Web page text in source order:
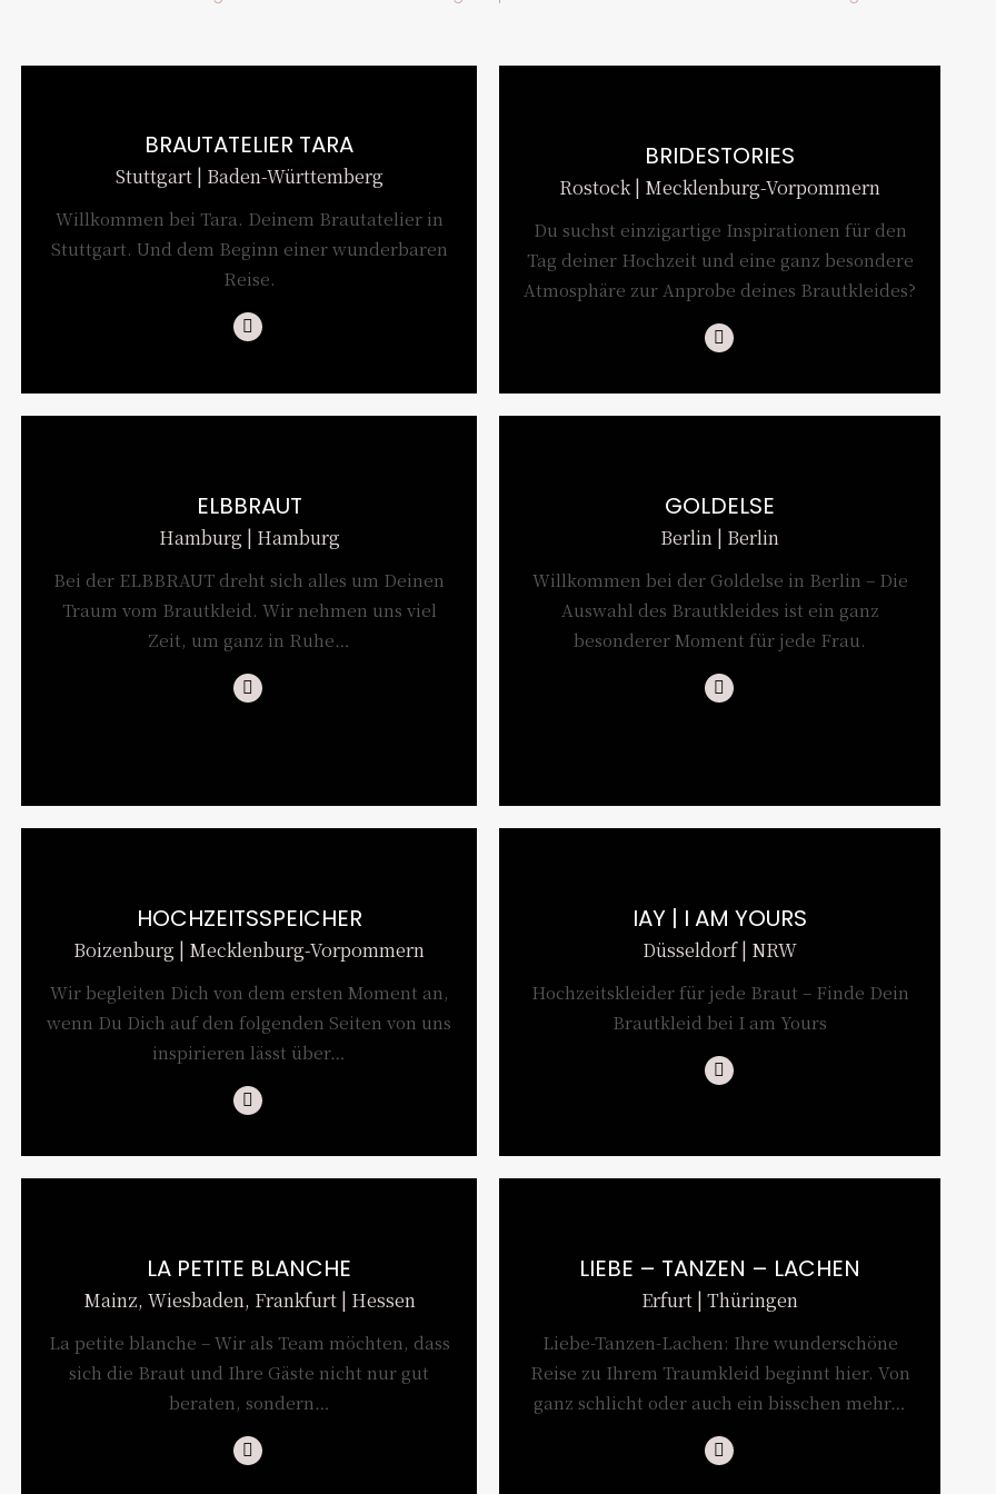
BRAUTATELIER TARA
Stuttgart | Baden-Württemberg
Willkommen bei Tara. Deinem Brautatelier in
Stuttgart. Und dem Beginn einer wunderbaren
Reise.
Instagram
BRIDESTORIES
Rostock | Mecklenburg-Vorpommern
Du suchst einzigartige Inspirationen für den
Tag deiner Hochzeit und eine ganz besondere
Atmosphäre zur Anprobe deines Brautkleides?
Instagram
ELBBRAUT
Hamburg | Hamburg
Bei der ELBBRAUT dreht sich alles um Deinen
Traum vom Brautkleid. Wir nehmen uns viel
Zeit, um ganz in Ruhe…
Instagram
GOLDELSE
Berlin | Berlin
Willkommen bei der Goldelse in Berlin – Die
Auswahl des Brautkleides ist ein ganz
besonderer Moment für jede Frau.
Instagram
HOCHZEITSSPEICHER
Boizenburg | Mecklenburg-Vorpommern
Wir begleiten Dich von dem ersten Moment an,
wenn Du Dich auf den folgenden Seiten von uns
inspirieren lässt über…
Instagram
IAY | I AM YOURS
Düsseldorf | NRW
Hochzeitskleider für jede Braut – Finde Dein
Brautkleid bei I am Yours
Instagram
LA PETITE BLANCHE
Mainz, Wiesbaden, Frankfurt | Hessen
La petite blanche – Wir als Team möchten, dass
sich die Braut und Ihre Gäste nicht nur gut
beraten, sondern…
Instagram
LIEBE – TANZEN – LACHEN
Erfurt | Thüringen
Liebe-Tanzen-Lachen: Ihre wunderschöne
Reise zu Ihrem Traumkleid beginnt hier. Von
ganz schlicht oder auch ein bisschen mehr…
Instagram